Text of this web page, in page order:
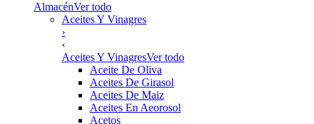
AlmacénVer todo
Aceites Y Vinagres
›
‹
Aceites Y VinagresVer todo
Aceite De Oliva
Aceites De Girasol
Aceites De Maiz
Aceites En Aeorosol
Acetos